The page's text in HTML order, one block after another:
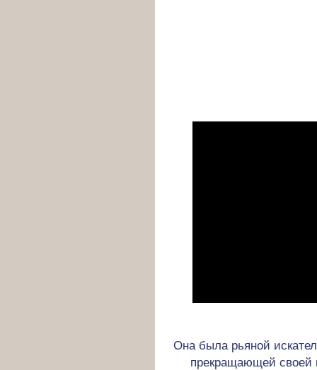
Она была рьяной
прекращающей своей